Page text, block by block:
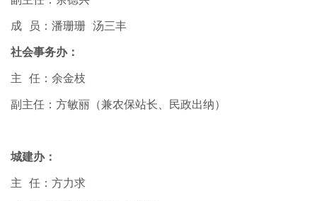
成 员：潘珊珊 汤三丰
社会事务办：
主 任：余金枝
副主任：方敏丽（兼农保站长、民政出纳）
城建办：
主 任：方力求